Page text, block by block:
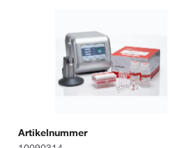
Artikelnummer